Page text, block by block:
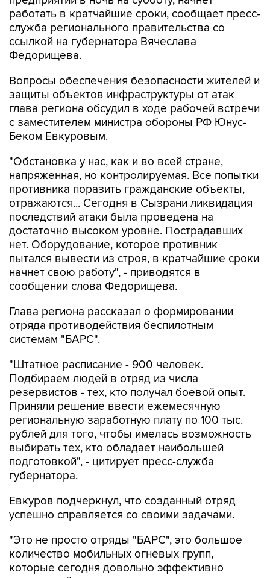
работать в кратчайшие сроки, сообщает пресс-
служба регионального правительства со
ссылкой на губернатора Вячеслава
Федорищева.
Вопросы обеспечения безопасности жителей и
защиты объектов инфраструктуры от атак
глава региона обсудил в ходе рабочей встречи
с заместителем министра обороны РФ Юнус-
Беком Евкуровым.
"Обстановка у нас, как и во всей стране,
напряженная, но контролируемая. Все попытки
противника поразить гражданские объекты,
отражаются... Сегодня в Сызрани ликвидация
последствий атаки была проведена на
достаточно высоком уровне. Пострадавших
нет. Оборудование, которое противник
пытался вывести из строя, в кратчайшие сроки
начнет свою работу", - приводятся в
сообщении слова Федорищева.
Глава региона рассказал о формировании
отряда противодействия беспилотным
системам "БАРС".
"Штатное расписание - 900 человек.
Подбираем людей в отряд из числа
резервистов - тех, кто получал боевой опыт.
Приняли решение ввести ежемесячную
региональную заработную плату по 100 тыс.
рублей для того, чтобы имелась возможность
выбирать тех, кто обладает наибольшей
подготовкой", - цитирует пресс-служба
губернатора.
Евкуров подчеркнул, что созданный отряд
успешно справляется со своими задачами.
"Это не просто отряды "БАРС", это большое
количество мобильных огневых групп,
которые сегодня довольно эффективно